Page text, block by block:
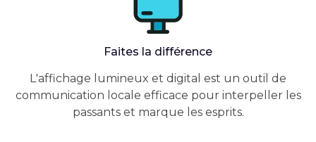
Faites la différence
L'affichage lumineux et digital est un outil de
communication locale efficace pour interpeller les
passants et marque les esprits.